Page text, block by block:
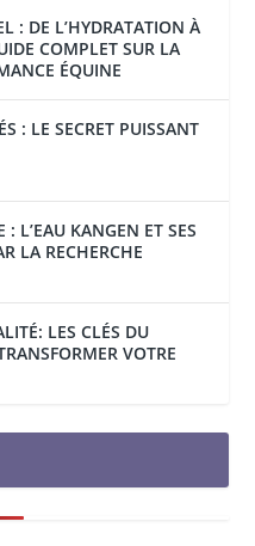
: DE L’HYDRATATION À
COMPLET SUR LA
ÉQUINE
: LE SECRET PUISSANT
: L’EAU KANGEN ET SES
LA RECHERCHE
LES CLÉS DU
VOTRE